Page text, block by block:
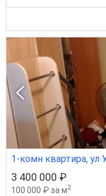
1-комн квартира, ул
3 400 000 ₽
100 000 ₽ за м2